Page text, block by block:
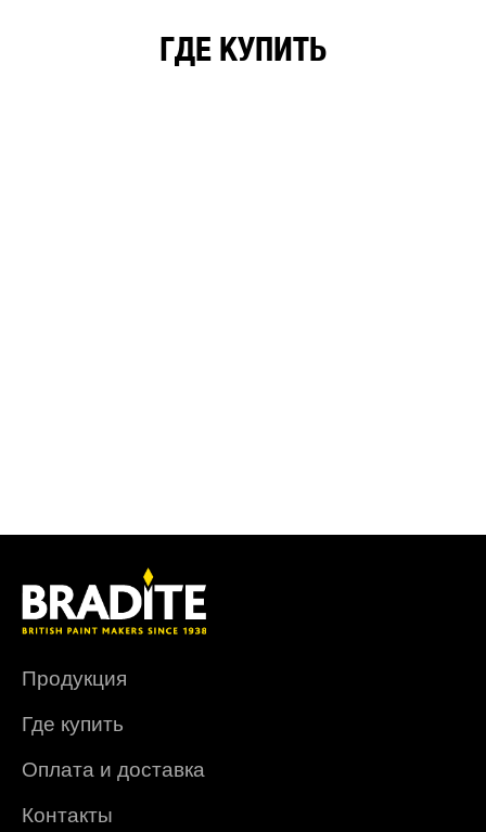
ГДЕ КУПИТЬ
Продукция
Где купить
Оплата и доставка
Контакты